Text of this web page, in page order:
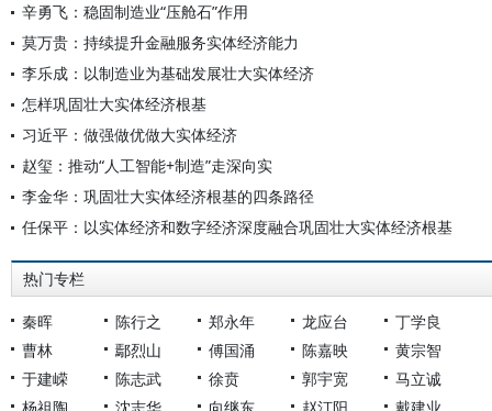
辛勇飞：稳固制造业“压舱石”作用
莫万贵：持续提升金融服务实体经济能力
李乐成：以制造业为基础发展壮大实体经济
怎样巩固壮大实体经济根基
习近平：做强做优做大实体经济
赵玺：推动“人工智能+制造”走深向实
李金华：巩固壮大实体经济根基的四条路径
任保平：以实体经济和数字经济深度融合巩固壮大实体经济根基
热门专栏
秦晖 陈行之 郑永年 龙应台
丁学良
曹林
鄢烈山 傅国涌 陈嘉映
黄宗智
于建嵘
陈志武 徐贲 郭宇宽
马立诚